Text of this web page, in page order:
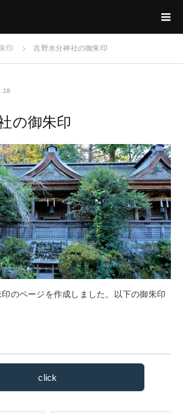
印 吉野水分神社の御朱印
の御朱印
のページを作成しました。以下の御朱印
click